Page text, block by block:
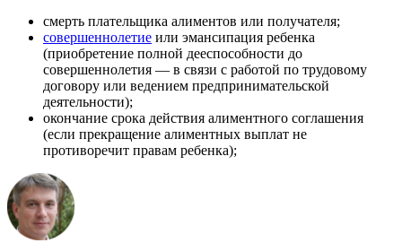
смерть плательщика алиментов или получателя;
совершеннолетие или эмансипация ребенка
(приобретение полной дееспособности до
совершеннолетия — в связи с работой по трудовому
договору или ведением предпринимательской
деятельности);
окончание срока действия алиментного соглашения
(если прекращение алиментных выплат не
противоречит правам ребенка);